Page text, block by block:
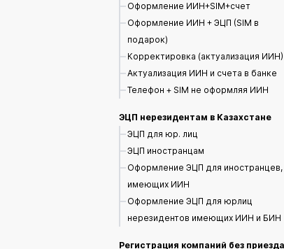
Оформление ИИН+SIM+счет
Оформление ИИН + ЭЦП (SIM в
подарок)
Корректировка (актуализация ИИН)
Актуализация ИИН и счета в банке
Телефон + SIM не оформляя ИИН
ЭЦП нерезидентам в Казахстане
ЭЦП для юр. лиц
ЭЦП иностранцам
Оформление ЭЦП для иностранцев,
имеющих ИИН
Оформление ЭЦП для юрлиц
нерезидентов имеющих ИИН и БИН
Регистрация компаний без